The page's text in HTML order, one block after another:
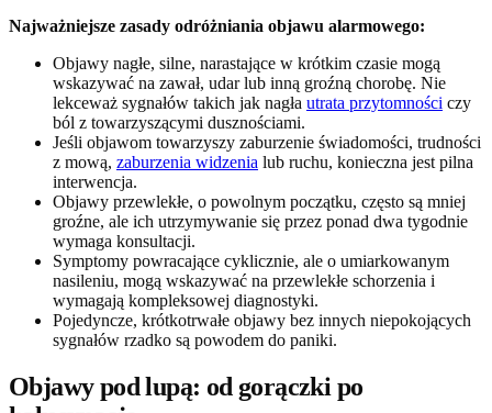
Najważniejsze zasady odróżniania objawu alarmowego:
Objawy nagłe, silne, narastające w krótkim czasie mogą
wskazywać na zawał, udar lub inną groźną chorobę. Nie
lekceważ sygnałów takich jak nagła utrata przytomności czy
ból z towarzyszącymi dusznościami.
Jeśli objawom towarzyszy zaburzenie świadomości, trudności
z mową, zaburzenia widzenia lub ruchu, konieczna jest pilna
interwencja.
Objawy przewlekłe, o powolnym początku, często są mniej
groźne, ale ich utrzymywanie się przez ponad dwa tygodnie
wymaga konsultacji.
Symptomy powracające cyklicznie, ale o umiarkowanym
nasileniu, mogą wskazywać na przewlekłe schorzenia i
wymagają kompleksowej diagnostyki.
Pojedyncze, krótkotrwałe objawy bez innych niepokojących
sygnałów rzadko są powodem do paniki.
Objawy pod lupą: od gorączki po